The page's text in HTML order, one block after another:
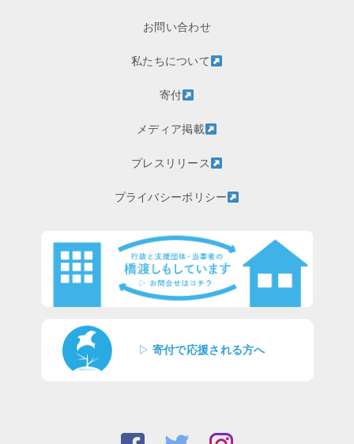
お問い合わせ
私たちについて
寄付
メディア掲載
プレスリリース
プライバシーポリシー
▷ 寄付で応援される方へ